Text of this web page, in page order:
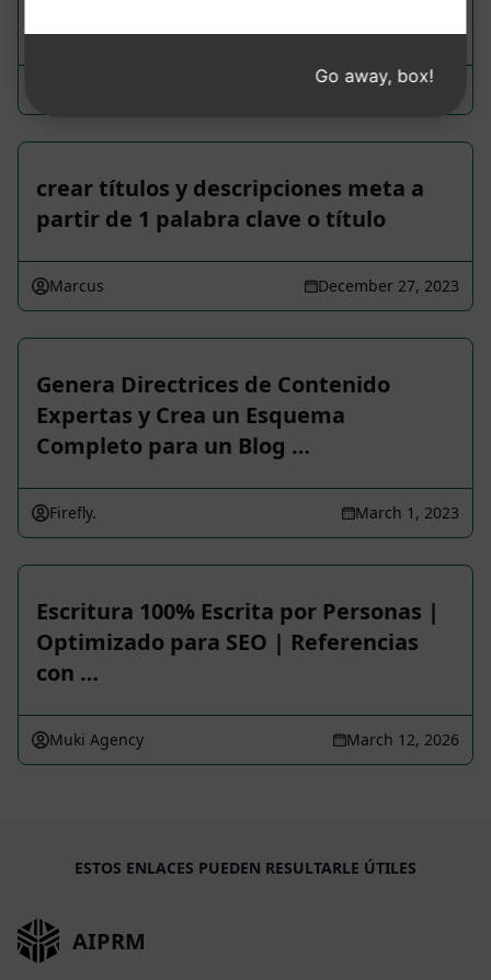
February 27, 2024
crear títulos y descripciones meta a
partir de 1 palabra clave o título
Marcus December 27, 2023
Genera Directrices de Contenido
Expertas y Crea un Esquema
Completo para un Blog …
Firefly. March 1, 2023
Escritura 100% Escrita por Personas |
Optimizado para SEO | Referencias
con …
Muki Agency March 12, 2026
ESTOS ENLACES PUEDEN RESULTARLE ÚTILES
AIPRM
Go away, box!